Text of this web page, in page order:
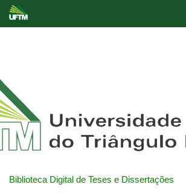
Biblioteca Digital de Teses e Dissertações